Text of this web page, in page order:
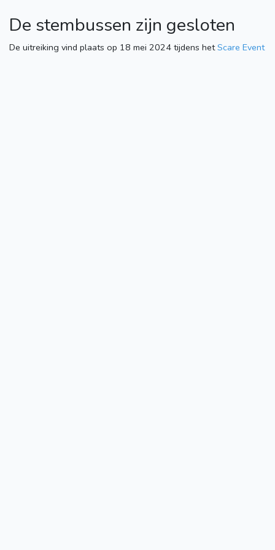
De stembussen zijn gesloten
De uitreiking vind plaats op 18 mei 2024 tijdens hetScare Event